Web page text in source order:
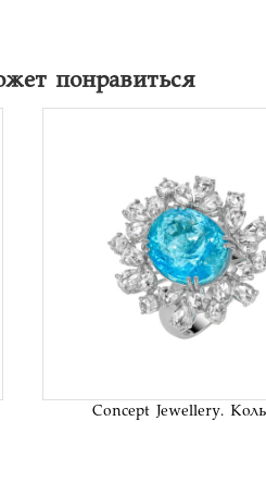
понравиться
В
Concept Jewellery.